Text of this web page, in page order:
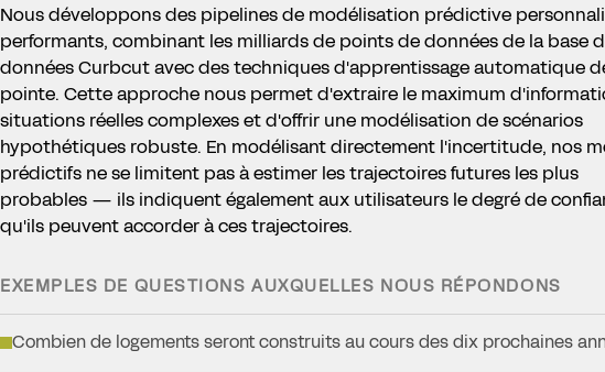
Nous développons des pipelines de modélisation prédictive
performants, combinant les milliards de points de données de la base
données Curbcut avec des techniques d'apprentissage automatique
pointe. Cette approche nous permet d'extraire le maximum
situations réelles complexes et d'offrir une modélisation de scénarios
hypothétiques robuste. En modélisant directement l'incertitude, nos
prédictifs ne se limitent pas à estimer les trajectoires futures les plus
probables — ils indiquent également aux utilisateurs le degré de
qu'ils peuvent accorder à ces trajectoires.
EXEMPLES DE QUESTIONS AUXQUELLES NOUS RÉPONDONS
Combien de logements seront construits au cours des dix prochaines